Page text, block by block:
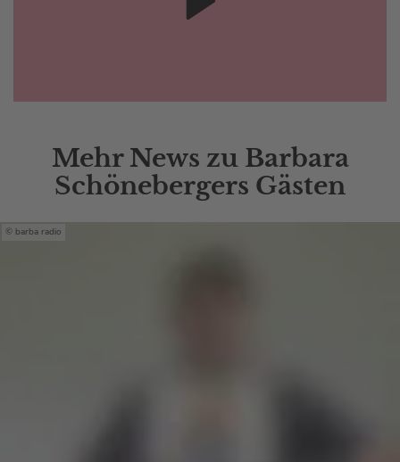
Mehr News zu Barbara
Schönebergers Gästen
barba radio